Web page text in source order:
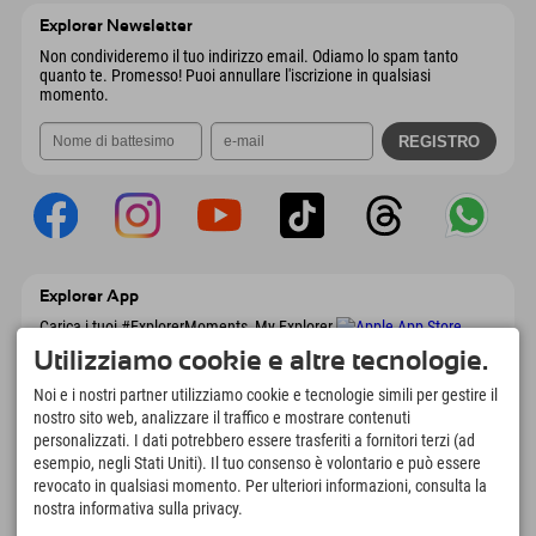
Explorer Newsletter
Non condivideremo il tuo indirizzo email. Odiamo lo spam tanto
quanto te. Promesso! Puoi annullare l'iscrizione in qualsiasi
momento.
Explorer App
Carica i tuoi #ExplorerMoments, My Explorer
To Go con panoramica delle prenotazioni,
lista dei desideri, panoramica dei ristoranti e
molto altro. Scaricalo subito!
È tempo di momenti da esploratore
166
Laghi di montagna e piscine
4.634km
Utilizziamo cookie e altre tecnologie.
Noi e i nostri partner utilizziamo cookie e tecnologie simili per gestire il
nostro sito web, analizzare il traffico e mostrare contenuti
personalizzati. I dati potrebbero essere trasferiti a fornitori terzi (ad
esempio, negli Stati Uniti). Il tuo consenso è volontario e può essere
revocato in qualsiasi momento. Per ulteriori informazioni, consulta la
nostra informativa sulla privacy.